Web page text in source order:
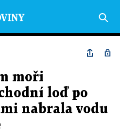
moři
loď po
nabrala vodu